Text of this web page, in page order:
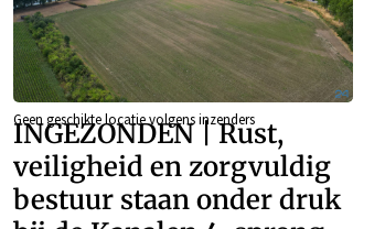
Geen geschikte locatie volgens inzenders
INGEZONDEN | Rust,
veiligheid en zorgvuldig
bestuur staan onder druk